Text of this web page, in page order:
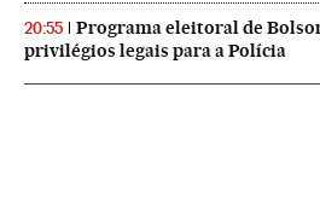
20:55
Programa eleitoral de
privilégios legais para a Polícia